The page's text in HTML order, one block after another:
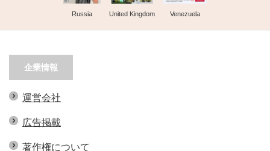
Russia United Kingdom Venezuela
企業情報
運営会社
広告掲載
著作権について